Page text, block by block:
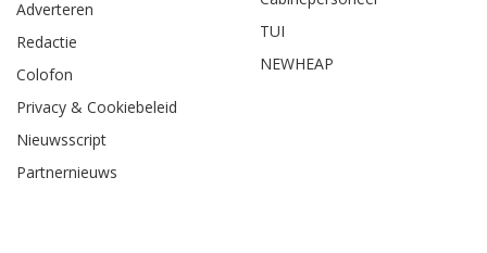
Adverteren
Redactie
Colofon
Privacy & Cookiebeleid
Nieuwsscript
Partnernieuws
TUI
NEWHEAP